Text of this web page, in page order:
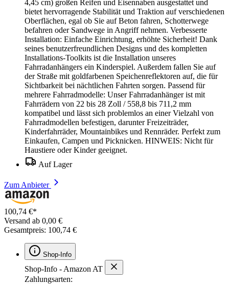
4,45 cm) großen Reifen und Eisennaben ausgestattet und
bietet hervorragende Stabilität und Traktion auf verschiedenen
Oberflächen, egal ob Sie auf Beton fahren, Schotterwege
befahren oder Sandwege in Angriff nehmen. Verbesserte
Installation: Einfache Einrichtung, erhöhte Sicherheit! Dank
seines benutzerfreundlichen Designs und des kompletten
Installations-Toolkits ist die Installation unseres
Fahrradanhängers ein Kinderspiel. Außerdem fallen Sie auf
der Straße mit goldfarbenen Speichenreflektoren auf, die für
Sichtbarkeit bei nächtlichen Fahrten sorgen. Passend für
mehrere Fahrradmodelle: Unser Fahrradanhänger ist mit
Fahrrädern von 22 bis 28 Zoll / 558,8 bis 711,2 mm
kompatibel und lässt sich problemlos an einer Vielzahl von
Fahrradmodellen befestigen, darunter Freizeiträder,
Kinderfahrräder, Mountainbikes und Rennräder. Perfekt zum
Einkaufen, Campen und Picknicken. HINWEIS: Nicht für
Haustiere oder Kinder geeignet.
Auf Lager
Zum Anbieter
100,74 €*
Versand ab 0,00 €
Gesamtpreis: 100,74 €
Shop-Info
Shop-Info - Amazon AT
Zahlungsarten: